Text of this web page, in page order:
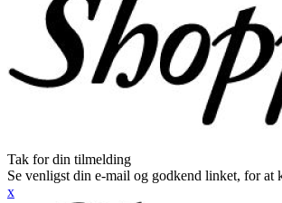
Tak for din tilmelding
Se venligst din e-mail og godkend linket, for at
x